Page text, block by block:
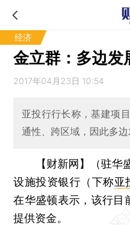
经济
金立群：多边发
2017年04月23日 10:54
亚投行行长称，基建项
通性、跨区域，因此多
【财新网】（驻华
设施投资银行（下称亚
在华盛顿表示，该行目
提供资金。